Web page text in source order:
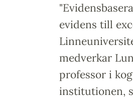
evidens till
medverkar
professor i
institutionen,